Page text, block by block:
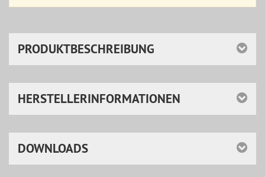
PRODUKTBESCHREIBUNG
HERSTELLERINFORMATIONEN
DOWNLOADS